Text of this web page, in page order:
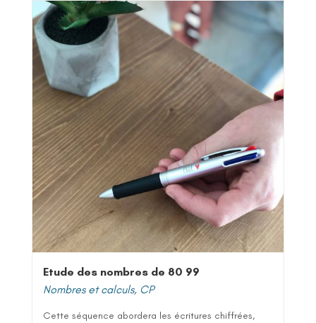
Etude des nombres de 80 99
Nombres et calculs, CP
Cette séquence abordera les écritures chiffrées,